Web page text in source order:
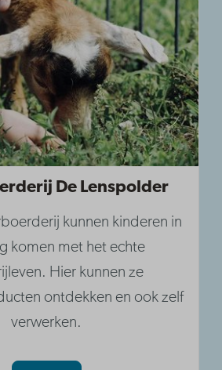
De Lenspolder
kunnen kinderen in
komen met het echte
Hier kunnen ze
ontdekken en ook zelf
verwerken.